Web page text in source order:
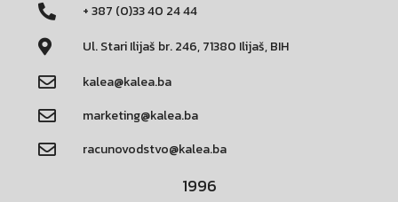
+ 387 (0)33 40 24 44
Ul. Stari Ilijaš br. 246, 71380 Ilijaš, BIH
kalea@kalea.ba
marketing@kalea.ba
racunovodstvo@kalea.ba
1996